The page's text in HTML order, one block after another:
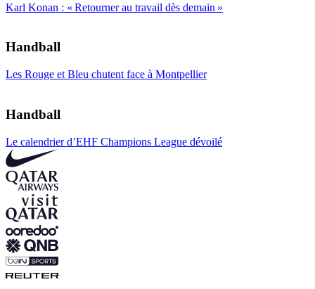
Karl Konan : « Retourner au travail dès demain »
Handball
Les Rouge et Bleu chutent face à Montpellier
Handball
Le calendrier d’EHF Champions League dévoilé